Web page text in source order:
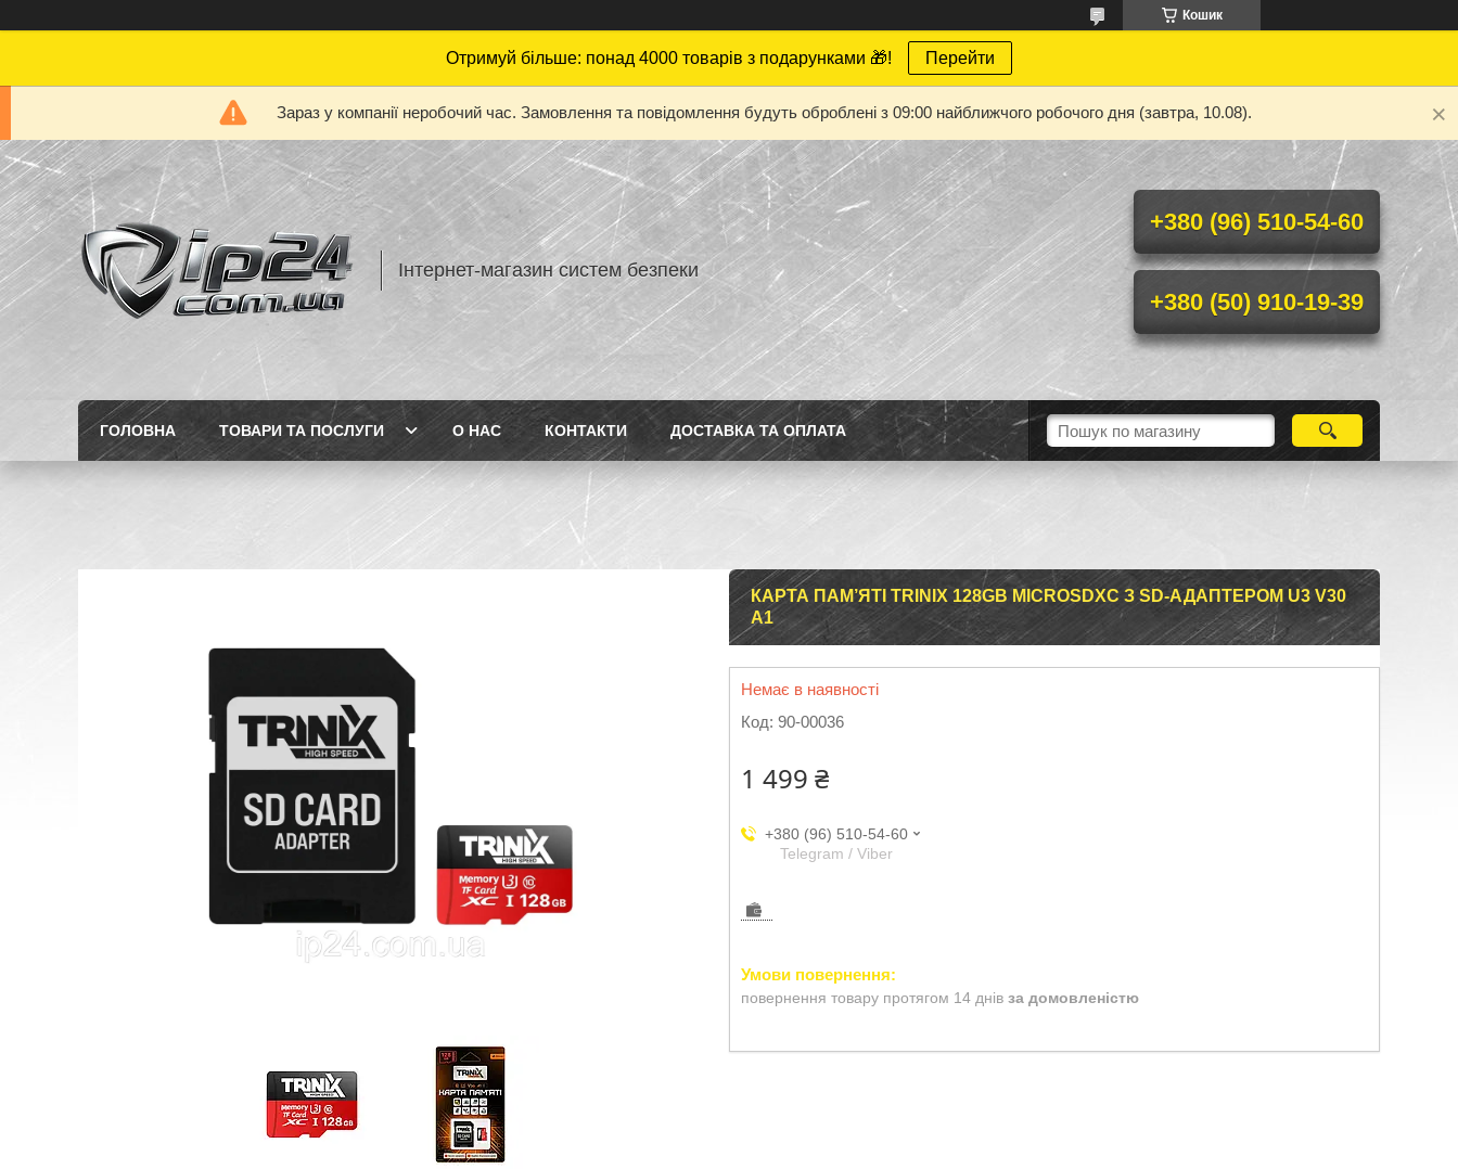
Кошик
Отримуй більше: понад 4000 товарів з подарунками 🎁! Перейти
Зараз у компанії неробочий час. Замовлення та повідомлення будуть оброблені з 09:00 найближчого робочого дня (завтра, 10.08).
Інтернет-магазин систем безпеки
+380 (96) 510-54-60
+380 (50) 910-19-39
ГОЛОВНА ТОВАРИ ТА ПОСЛУГИ О НАС КОНТАКТИ ДОСТАВКА ТА ОПЛАТА
КАРТА ПАМ’ЯТІ TRINIX 128GB MIСROSDXC З SD-АДАПТЕРОМ U3 V30
A1
Немає в наявності
Код: 90-00036
1 499 ₴
+380 (96) 510-54-60
Telegram / Viber
повернення товару протягом 14 днів за домовленістю